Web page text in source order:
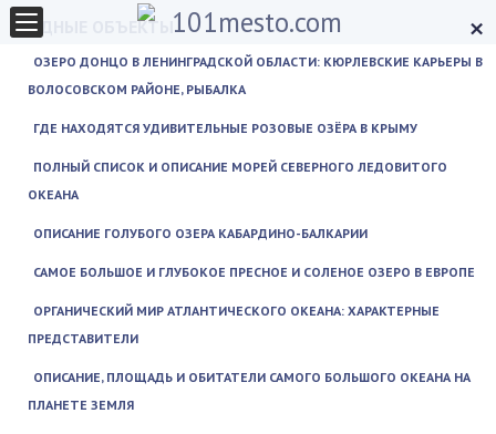
×
ВОДНЫЕ ОБЪЕКТЫ
ОЗЕРО ДОНЦО В ЛЕНИНГРАДСКОЙ ОБЛАСТИ: КЮРЛЕВСКИЕ КАРЬЕРЫ В
ВОЛОСОВСКОМ РАЙОНЕ, РЫБАЛКА
ГДЕ НАХОДЯТСЯ УДИВИТЕЛЬНЫЕ РОЗОВЫЕ ОЗЁРА В КРЫМУ
ПОЛНЫЙ СПИСОК И ОПИСАНИЕ МОРЕЙ СЕВЕРНОГО ЛЕДОВИТОГО
ОКЕАНА
ОПИСАНИЕ ГОЛУБОГО ОЗЕРА КАБАРДИНО-БАЛКАРИИ
САМОЕ БОЛЬШОЕ И ГЛУБОКОЕ ПРЕСНОЕ И СОЛЕНОЕ ОЗЕРО В ЕВРОПЕ
ОРГАНИЧЕСКИЙ МИР АТЛАНТИЧЕСКОГО ОКЕАНА: ХАРАКТЕРНЫЕ
ПРЕДСТАВИТЕЛИ
ОПИСАНИЕ, ПЛОЩАДЬ И ОБИТАТЕЛИ САМОГО БОЛЬШОГО ОКЕАНА НА
ПЛАНЕТЕ ЗЕМЛЯ